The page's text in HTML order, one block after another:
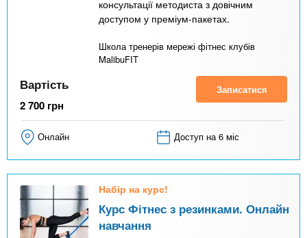
консультації методиста з довічним
доступом у преміум-пакетах.
Школа тренерів мережі фітнес клубів
MalibuFIT
Вартість
2 700 грн
Записатися
Онлайн Доступ на 6 міс
Набір на курс!
Курс Фітнес з резинками. Онлайн
навчання